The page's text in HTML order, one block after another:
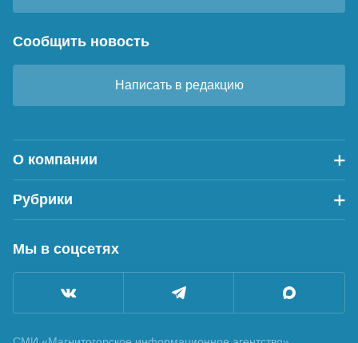
Сообщить новость
Написать в редакцию
О компании
Рубрики
Мы в соцсетях